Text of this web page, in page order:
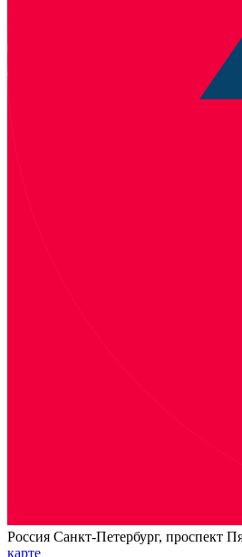
Россия Санкт-Петербург, проспект
карте